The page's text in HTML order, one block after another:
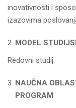
inovativnosti i
izazovima
MODEL
Redovni studij.
NAUČNA
PROGRAM